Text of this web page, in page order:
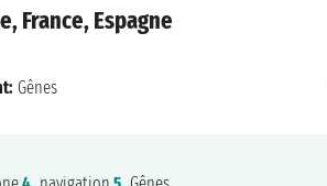
France, Espagne
Gênes